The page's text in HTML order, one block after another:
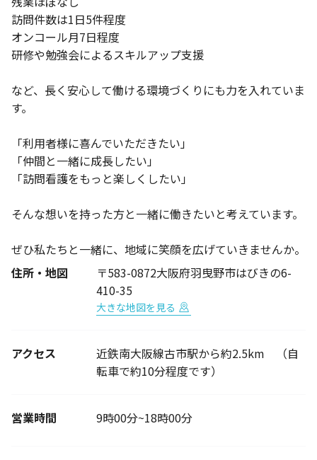
訪問件数は1日5件程度
オンコール月7日程度
研修や勉強会によるスキルアップ支援
など、長く安心して働ける環境づくりにも力を入れていま
す。
「利用者様に喜んでいただきたい」
「仲間と一緒に成長したい」
「訪問看護をもっと楽しくしたい」
そんな想いを持った方と一緒に働きたいと考えています。
ぜひ私たちと一緒に、地域に笑顔を広げていきませんか。
住所・地図
〒583-0872大阪府羽曳野市はびきの6-
410-35
大きな地図を見る
アクセス
近鉄南大阪線古市駅から約2.5km （自
転車で約10分程度です）
営業時間 9時00分~18時00分